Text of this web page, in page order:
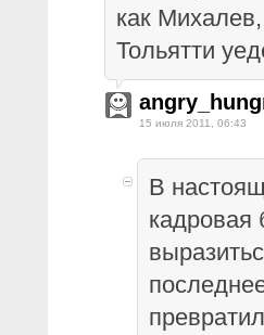
как
Тольятти
15 июля 2011, 06:43
В
кадровая